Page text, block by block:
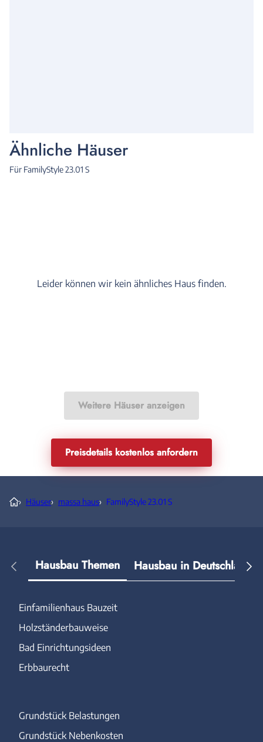
Ähnliche Häuser
Für FamilyStyle 23.01 S
Leider können wir kein ähnliches Haus finden.
Weitere Häuser anzeigen
Preisdetails kostenlos anfordern
› Häuser› massa haus› FamilyStyle 23.01 S
Hausbau Themen Hausbau in Deutschland
Einfamilienhaus Bauzeit
Holzständerbauweise
Bad Einrichtungsideen
Erbbaurecht
Grundstück Belastungen
Grundstück Nebenkosten